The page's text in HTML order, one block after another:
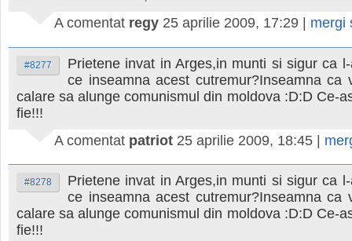
A comentat regy 25 aprilie 2009, 17:29
#8277
Prietene invat in Arges,in munti si sigur ca
ce inseamna acest cutremur?Inseamna ca
calare sa alunge comunismul din moldova :D:D Ce-
fie!!!
A comentat patriot 25 aprilie 2009, 18:45 |
#8278
Prietene invat in Arges,in munti si sigur ca
ce inseamna acest cutremur?Inseamna ca
calare sa alunge comunismul din moldova :D:D Ce-
fie!!!